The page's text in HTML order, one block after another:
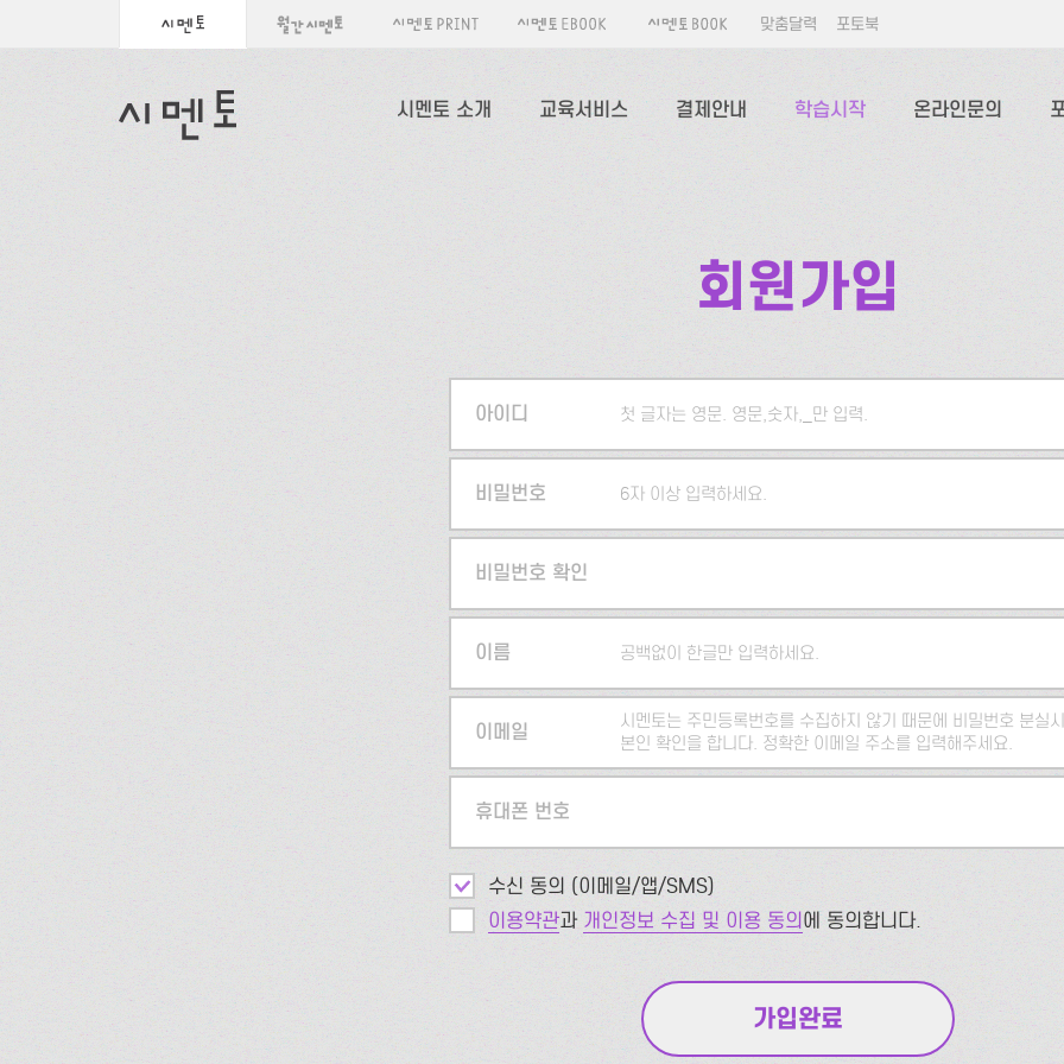
맞춤달력 포토북
시멘토 소개 교육서비스 결제안내 학습시작 온라인문의
회원가입
아이디 첫 글자는 영문. 영문,숫자,_만 입력.
5자 이상 입력하세요.
비밀번호 6자 이상 입력하세요.
비밀번호 확인
이름 공백없이 한글만 입력하세요.
이메일
시멘토는 주민등록번호를 수집하지 않기 때문에 비밀번호 분실
본인 확인을 합니다. 정확한 이메일 주소를 입력해주세요.
휴대폰 번호
수신 동의 (이메일/앱/SMS)
이용약관과 개인정보 수집 및 이용 동의에 동의합니다.